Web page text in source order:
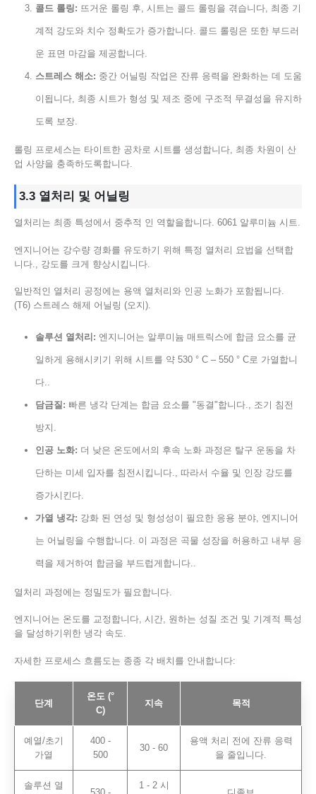
콜드 롤링: 뜨거운 롤링 후, 시트는 콜드 롤링을 겪습니다, 최종 기
계적 강도와 치수 정확도가 증가합니다. 콜드 롤링은 또한 부드러
운 표면 마감을 제공합니다.
스트레스 해소: 중간 어닐링 작업은 잔류 응력을 완화하는 데 도움
이됩니다, 최종 시트가 형성 및 제조 중에 구조적 무결성을 유지하
도록 보장.
롤링 프로세스는 타이트한 공차로 시트를 생성합니다, 최종 차원이 산
업 사양을 충족하도록합니다.
3.3 열처리 및 어닐링
열처리는 최종 특성에서 중추적 인 역할을합니다. 6061 알루미늄 시트.
엔지니어는 강수량 경화를 유도하기 위해 특정 열처리 요법을 선택합
니다., 강도를 크게 향상시킵니다.
일반적인 열처리 공정에는 용액 열처리와 인공 노화가 포함됩니다.
(T6) 스트레스 해제 어닐링 (오지).
솔루션 열처리: 엔지니어는 알루미늄 매트릭스에 합금 요소를 균
일하게 용해시키기 위해 시트를 약 530 ° C – 550 ° C로 가열합니
다..
담금질: 빠른 냉각 단계는 합금 요소를 "동결"합니다., 조기 침전
방지.
인공 노화: 더 낮은 온도에서의 후속 노화 과정은 탈구 운동을 차
단하는 미세 입자를 침전시킵니다., 따라서 수율 및 인장 강도를
증가시킨다.
가열 냉각: 강화 된 연성 및 형성성이 필요한 응용 분야, 엔지니어
는 어닐링을 수행합니다. 이 과정은 곡물 성장을 허용하고 내부 응
력을 제거하여 합금을 부드럽게합니다..
열처리 과정에는 정밀도가 필요합니다.
엔지니어는 온도를 교정합니다, 시간, 원하는 성질 조건 및 기계적 특성
을 달성하기위한 냉각 속도.
자세한 프로세스 흐름도는 종종 각 배치를 안내합니다:
단계
온도 (°
C)
지속 목적
예열/초기
가열
400 -
500
30 - 60
용액 처리 전에 잔류 응력
을 줄입니다.
솔루션 열 1 - 2 시